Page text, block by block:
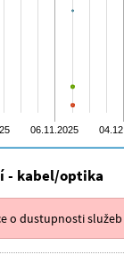
- kabel/optika
o dustupnosti